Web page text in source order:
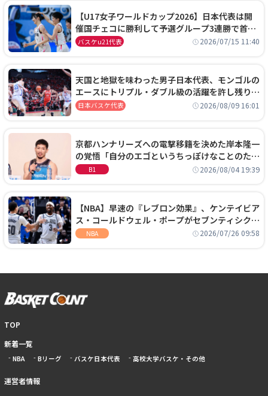
【U17女子ワールドカップ2026】日本代表は開
催国チェコに勝利して予選グループ3連勝で首位
通過！準々決勝の相手はエジプトに決定
バスケu21代表 2026/07/15 11:40
天国と地獄を味わった男子日本代表、モンゴルの
エースにトリプル・ダブル級の活躍を許し残り
0.4秒に失点する悔しい敗戦
日本バスケ代表 2026/08/09 16:01
京都ハンナリーズへの電撃移籍を決めた岸本隆一
の覚悟「自分のエゴというちっぽけなことのため
に、京都に来たわけではない」
B1 2026/08/04 19:39
【NBA】早速の『レブロン効果』、ケンテイビア
ス・コールドウェル・ポープがセブンティシクサ
ーズに1年契約で加入
NBA 2026/07/26 09:58
TOP
新着一覧
NBA Bリーグ バスケ日本代表 高校大学バスケ・その他
運営者情報